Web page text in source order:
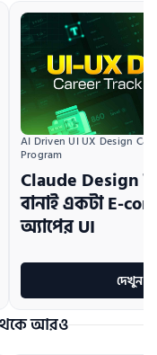
AI Driven UI UX Design
Program
Claude Design
বানাই একটা E-
অ্যাপের UI
দেখুন
আরও